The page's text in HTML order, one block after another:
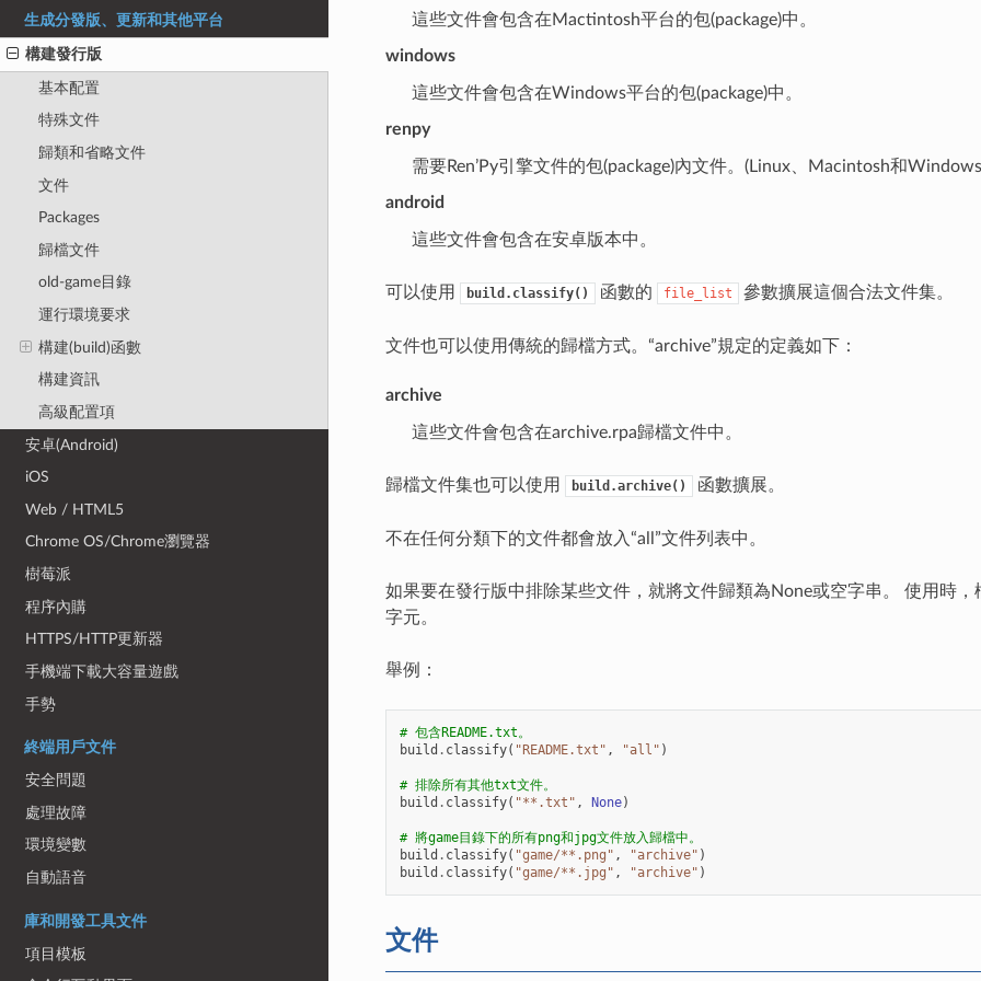
生成分發版、更新和其他平台
構建發行版
基本配置
特殊文件
歸類和省略文件
文件
Packages
歸檔文件
old-game目錄
運行環境要求
構建(build)函數
構建資訊
高級配置項
安卓(Android)
iOS
Web / HTML5
Chrome OS/Chrome瀏覽器
樹莓派
程序內購
HTTPS/HTTP更新器
手機端下載大容量遊戲
手勢
終端用戶文件
安全問題
處理故障
環境變數
自動語音
庫和開發工具文件
項目模板
這些文件會包含在Mactintosh平台的包(package)中。
windows
這些文件會包含在Windows平台的包(package)中。
renpy
需要Ren’Py引擎文件的包(package)內文件。(Linux、Macintosh和
android
這些文件會包含在安卓版本中。
可以使用 build.classify() 函數的 file_list 參數擴展這個合法文件集。
文件也可以使用傳統的歸檔方式。“archive”規定的定義如下：
archive
這些文件會包含在archive.rpa歸檔文件中。
歸檔文件集也可以使用 build.archive() 函數擴展。
不在任何分類下的文件都會放入“all”文件列表中。
如果要在發行版中排除某些文件，就將文件歸類為None或空字串。 使用時
字元。
舉例：
# 包含README.txt。
build . classify( "README.txt" , "all" )
# 排除所有其他txt文件。
build . classify( "**.txt" , None)
# 將game目錄下的所有png和jpg文件放入歸檔中。
build . classify( "game/**.png" , "archive" )
build . classify( "game/**.jpg" , "archive" )
文件